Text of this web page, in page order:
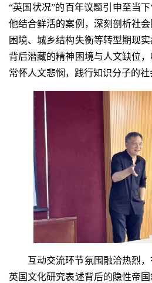
“英国状况”的百年议题引申至当下
他结合鲜活的案例，深刻剖析社
困境、城乡结构失衡等转型期现
背后潜藏的精神困境与人文缺位
常怀人文悲悯，践行知识分子的社
互动交流环节氛围融洽热烈
英国文化研究表述背后的隐性帝